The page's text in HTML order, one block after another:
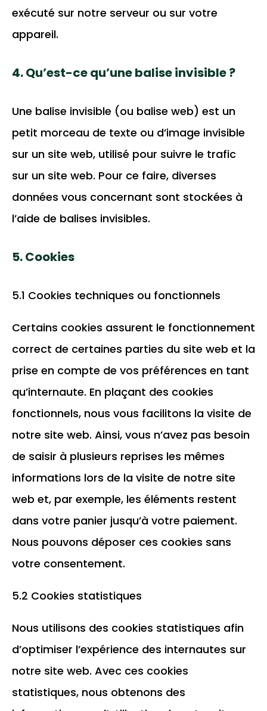
exécuté sur notre serveur ou sur votre
appareil.
4. Qu’est-ce qu’une balise invisible ?
Une balise invisible (ou balise web) est un
petit morceau de texte ou d’image invisible
sur un site web, utilisé pour suivre le trafic
sur un site web. Pour ce faire, diverses
données vous concernant sont stockées à
l’aide de balises invisibles.
5. Cookies
5.1 Cookies techniques ou fonctionnels
Certains cookies assurent le fonctionnement
correct de certaines parties du site web et la
prise en compte de vos préférences en tant
qu’internaute. En plaçant des cookies
fonctionnels, nous vous facilitons la visite de
notre site web. Ainsi, vous n’avez pas besoin
de saisir à plusieurs reprises les mêmes
informations lors de la visite de notre site
web et, par exemple, les éléments restent
dans votre panier jusqu’à votre paiement.
Nous pouvons déposer ces cookies sans
votre consentement.
5.2 Cookies statistiques
Nous utilisons des cookies statistiques afin
d’optimiser l’expérience des internautes sur
notre site web. Avec ces cookies
statistiques, nous obtenons des